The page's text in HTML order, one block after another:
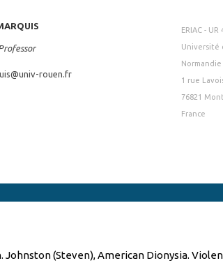
ERIAC - UR
Université
Normandie
1 rue
76821
France
univ-rouen.fr
Johnston (Steven), American Dionysia.